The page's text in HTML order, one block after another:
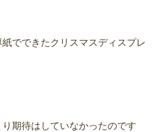
でできたクリスマスディスプレ
期待はしていなかったのです